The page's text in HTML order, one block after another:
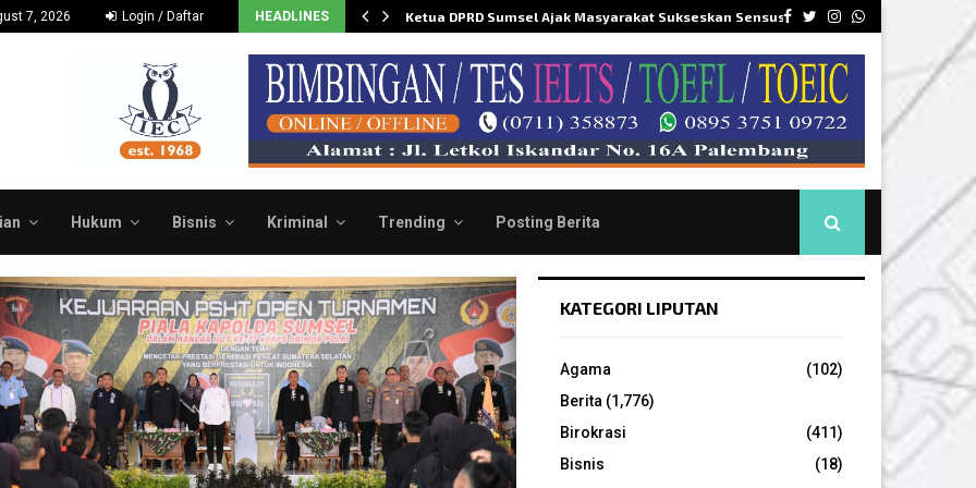
Facebook
Twitter
Instagram
Whatsapp
7, 2026 Login / Daftar HEADLINES
dan Dorong Budidaya… Ketua DPRD Sumsel Ajak Masyarakat Sukseskan Sensus…
Hukum Bisnis Kriminal Trending Posting Berita
KATEGORI LIPUTAN
Agama
(102)
Berita (1,776)
Birokrasi
(411)
Bisnis
(18)